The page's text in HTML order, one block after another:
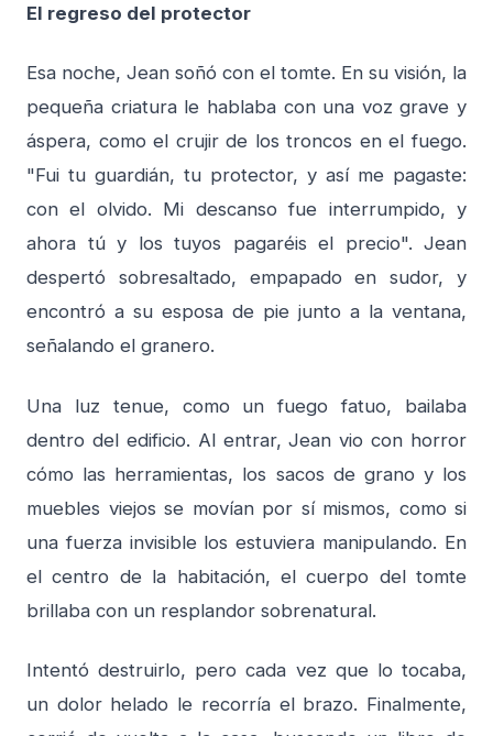
El regreso del protector
Esa noche, Jean soñó con el tomte. En su visión, la
pequeña criatura le hablaba con una voz grave y
áspera, como el crujir de los troncos en el fuego.
"Fui tu guardián, tu protector, y así me pagaste:
con el olvido. Mi descanso fue interrumpido, y
ahora tú y los tuyos pagaréis el precio". Jean
despertó sobresaltado, empapado en sudor, y
encontró a su esposa de pie junto a la ventana,
señalando el granero.
Una luz tenue, como un fuego fatuo, bailaba
dentro del edificio. Al entrar, Jean vio con horror
cómo las herramientas, los sacos de grano y los
muebles viejos se movían por sí mismos, como si
una fuerza invisible los estuviera manipulando. En
el centro de la habitación, el cuerpo del tomte
brillaba con un resplandor sobrenatural.
Intentó destruirlo, pero cada vez que lo tocaba,
un dolor helado le recorría el brazo. Finalmente,